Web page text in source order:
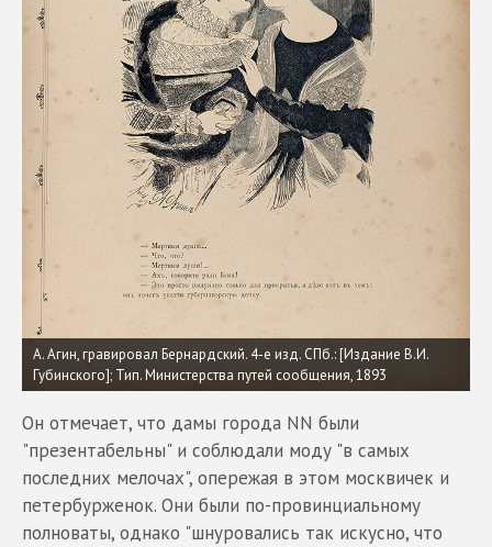
А. Агин, гравировал Бернардский. 4-е изд. СПб.: [Издание В.И.
Губинского]; Тип. Министерства путей сообщения, 1893
Он отмечает, что дамы города NN были
"презентабельны" и соблюдали моду "в самых
последних мелочах", опережая в этом москвичек и
петербурженок. Они были по-провинциальному
полноваты, однако "шнуровались так искусно, что